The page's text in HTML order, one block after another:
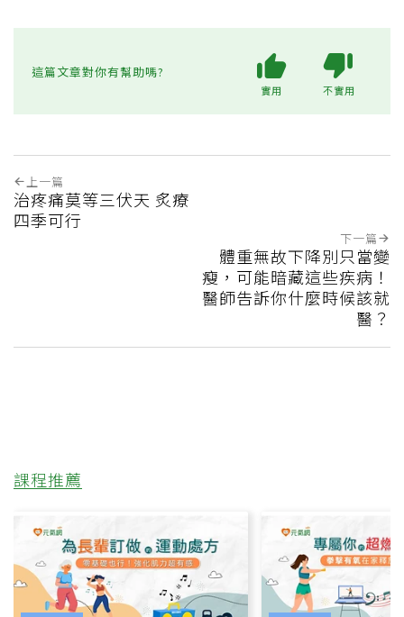
這篇文章對你有幫助嗎?
實用 不實用
上一篇
治疼痛莫等三伏天 炙療
四季可行
下一篇
體重無故下降別只當變
瘦，可能暗藏這些疾病！
醫師告訴你什麼時候該就
醫？
課程推薦